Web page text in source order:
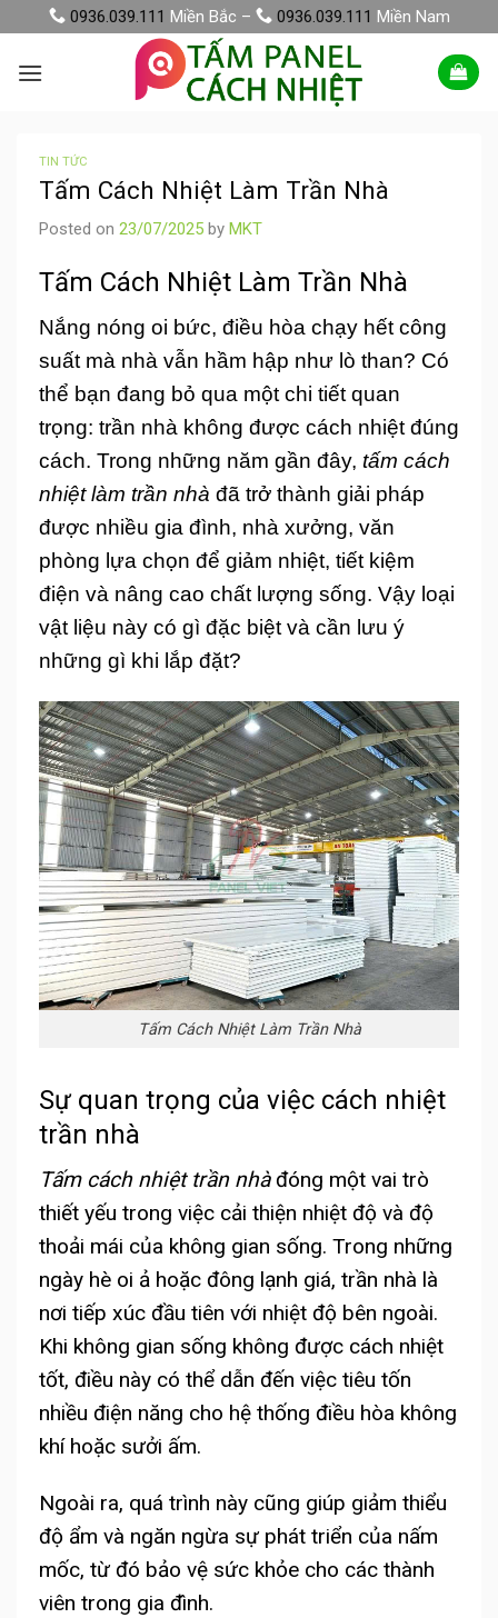
to
content
0936.039.111 Miền Bắc – 0936.039.111 Miền Nam
TIN TỨC
Tấm Cách Nhiệt Làm Trần Nhà
Posted on 23/07/2025 by MKT
Tấm Cách Nhiệt Làm Trần Nhà
Nắng nóng oi bức, điều hòa chạy hết công
suất mà nhà vẫn hầm hập như lò than? Có
thể bạn đang bỏ qua một chi tiết quan
trọng: trần nhà không được cách nhiệt đúng
cách. Trong những năm gần đây, tấm cách
nhiệt làm trần nhà đã trở thành giải pháp
được nhiều gia đình, nhà xưởng, văn
phòng lựa chọn để giảm nhiệt, tiết kiệm
điện và nâng cao chất lượng sống. Vậy loại
vật liệu này có gì đặc biệt và cần lưu ý
những gì khi lắp đặt?
Tấm Cách Nhiệt Làm Trần Nhà
Sự quan trọng của việc cách nhiệt
trần nhà
Tấm cách nhiệt trần nhàđóng một vai trò
thiết yếu trong việc cải thiện nhiệt độ và độ
thoải mái của không gian sống. Trong những
ngày hè oi ả hoặc đông lạnh giá, trần nhà là
nơi tiếp xúc đầu tiên với nhiệt độ bên ngoài.
Khi không gian sống không được cách nhiệt
tốt, điều này có thể dẫn đến việc tiêu tốn
nhiều điện năng cho hệ thống điều hòa không
khí hoặc sưởi ấm.
Ngoài ra, quá trình này cũng giúp giảm thiểu
độ ẩm và ngăn ngừa sự phát triển của nấm
mốc, từ đó bảo vệ sức khỏe cho các thành
viên trong gia đình.